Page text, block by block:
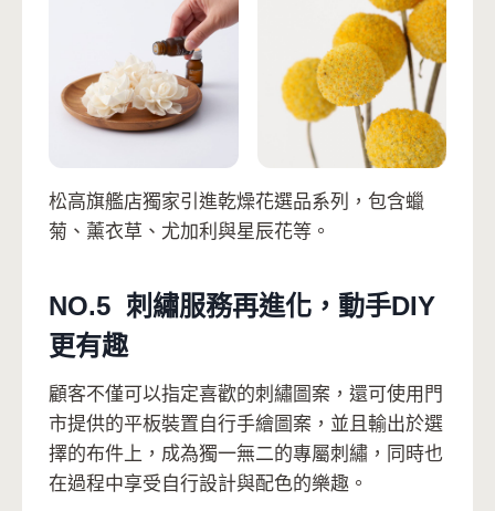
松高旗艦店獨家引進乾燥花選品系列，包含蠟
菊、薰衣草、尤加利與星辰花等。
NO.5 刺繡服務再進化，動手DIY
更有趣
顧客不僅可以指定喜歡的刺繡圖案，還可使用門
市提供的平板裝置自行手繪圖案，並且輸出於選
擇的布件上，成為獨一無二的專屬刺繡，同時也
在過程中享受自行設計與配色的樂趣。